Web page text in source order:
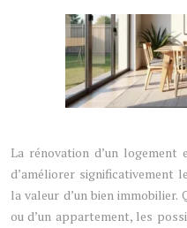
La rénovation d’un
d’améliorer significativement
la valeur d’un bien immobilier.
ou d’un appartement, les